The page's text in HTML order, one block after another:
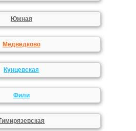
Южная
Медведково
Кунцевская
Фили